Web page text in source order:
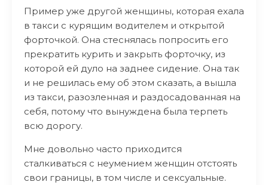
Пример уже другой женщины, которая ехала
в такси с курящим водителем и открытой
форточкой. Она стеснялась попросить его
прекратить курить и закрыть форточку, из
которой ей дуло на заднее сидение. Она так
и не решилась ему об этом сказать, а вышла
из такси, разозленная и раздосадованная на
себя, потому что вынуждена была терпеть
всю дорогу.
Мне довольно часто приходится
сталкиваться с неумением женщин отстоять
свои границы, в том числе и сексуальные.